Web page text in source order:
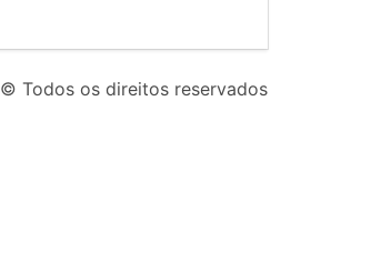
© Todos os direitos reservados